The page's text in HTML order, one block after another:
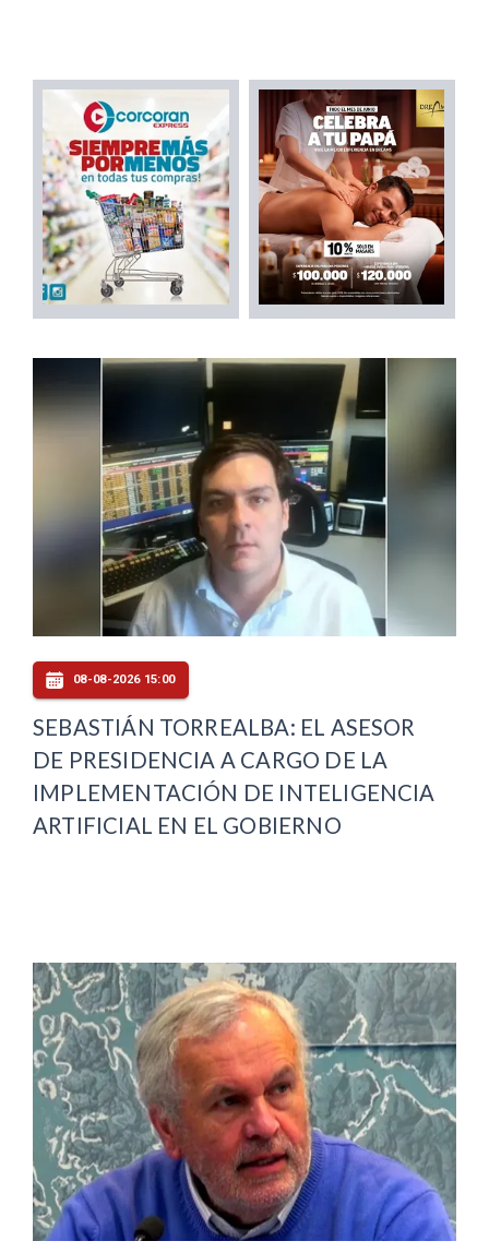
08-08-2026 15:00
SEBASTIÁN TORREALBA: EL ASESOR
DE PRESIDENCIA A CARGO DE LA
IMPLEMENTACIÓN DE INTELIGENCIA
ARTIFICIAL EN EL GOBIERNO